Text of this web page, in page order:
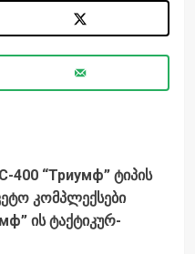
400 “Триумф” ტიპის
კომპლექსები
ის ტაქტიკურ-